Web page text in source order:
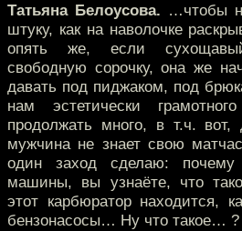
Татьяна Белоусова. …чтобы
штуку, как на наволочке
опять же, если
свободную сорочку, она же
давать под пиджаком, под
нам эстетически
продолжать много, в т.ч. вот,
мужчина не знает свою
один заход сделаю: почему
машины, вы узнаёте, что
этот карбюратор находится,
бензонасосы… Ну что такое… ?